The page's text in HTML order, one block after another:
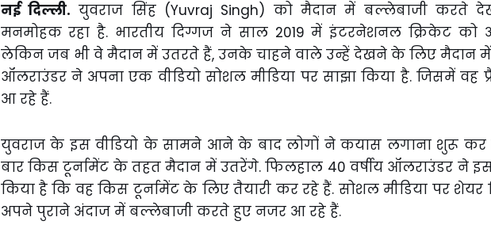
नई दिल्ली. युवराज सिंह (Yuvraj Singh) को मैदान में बल्लेबाजी करते
मनमोहक रहा है. भारतीय दिग्गज ने साल 2019 में इंटरनेशनल क्रिकेट को
लेकिन जब भी वे मैदान में उतरते हैं, उनके चाहने वाले उन्हें देखने के लिए मैदान में
ऑलराउंडर ने अपना एक वीडियो सोशल मीडिया पर साझा किया है. जिसमें वह
आ रहे हैं.
युवराज के इस वीडियो के सामने आने के बाद लोगों ने कयास लगाना शुरू कर
बार किस टूर्नामेंट के तहत मैदान में उतरेंगे. फिलहाल 40 वर्षीय ऑलराउंडर ने
किया है कि वह किस टूर्नामेंट के लिए तैयारी कर रहे हैं. सोशल मीडिया पर शेयर
अपने पुराने अंदाज में बल्लेबाजी करते हुए नजर आ रहे हैं.